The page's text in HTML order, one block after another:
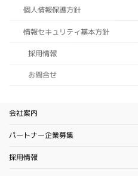
個人情報保護方針
情報セキュリティ基本方針
採用情報
お問合せ
会社案内
パートナー企業募集
採用情報